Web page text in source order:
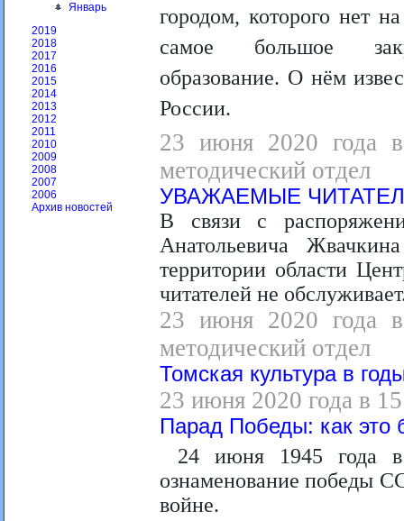
Январь
2019
2018
2017
2016
2015
2014
2013
2012
2011
2010
2009
2008
2007
2006
Архив новостей
городом, которого нет
самое большое
образование. О нём
России.
23 июня 2020 года в
методический отдел
УВАЖАЕМЫЕ
В связи с
Анатольевича
территории области
читателей не
23 июня 2020 года в
методический отдел
Томская культура в
23 июня 2020 года в
Парад Победы: как это
24 июня 1945 года в
ознаменование победы
войне.